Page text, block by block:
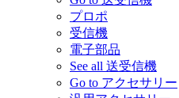
プロポ
受信機
電子部品
See all 送受信機
Go to アクセサリー